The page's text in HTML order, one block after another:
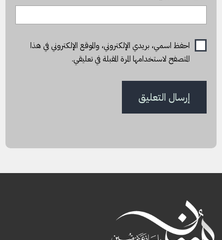
احفظ اسمي، بريدي الإلكتروني، والموقع الإلكتروني في هذا
المتصفح لاستخدامها المرة المقبلة في تعليقي.